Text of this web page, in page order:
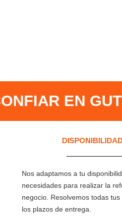
EN
Nos adaptamos a tu
necesidades para realizar la
negocio. Resolvemos todas
los plazos de entrega.